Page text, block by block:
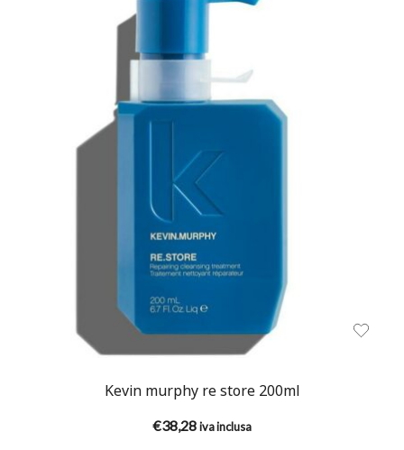
Kevin murphy re store 200ml
€38,28iva inclusa